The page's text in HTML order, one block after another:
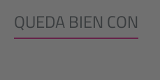
QUEDA BIEN CON